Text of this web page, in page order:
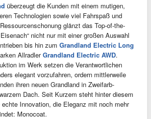
überzeugt die Kunden mit einem mutigen,
Technologien sowie viel Fahrspaß und
glänzt das Top-of-the-
nicht nur mit einer großen Auswahl
bis hin zum Grandland Electric Long
AllradlerGrandland Electric AWD.
im Werk setzen die Verantwortlichen
elegant vorzufahren, ordern mittlerweile
ihren neuen Grandland in Zweifarb-
Dach. Seit Kurzem steht hinter diesem
Innovation, die Eleganz mit noch mehr
Monocoat.